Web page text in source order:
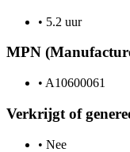
• 5.2 uur
MPN
• A10600061
Verkrijgt of
• Nee